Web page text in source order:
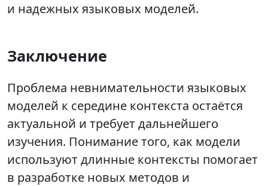
и надежных языковых моделей.
Заключение
Проблема невнимательности языковых
моделей к середине контекста остаётся
актуальной и требует дальнейшего
изучения. Понимание того, как модели
используют длинные контексты помогает
в разработке новых методов и